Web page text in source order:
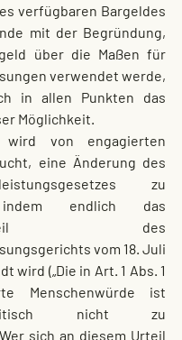
verfügbaren Bargeldes
mit der Begründung,
über die Maßen für
verwendet werde,
in allen Punkten das
Möglichkeit.
von engagierten
eine Änderung des
zu
endlich das
des
vom 18. Juli
wird („Die in Art. 1 Abs. 1
Menschenwürde ist
nicht zu
sich an diesem Urteil